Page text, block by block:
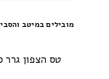
מובילים במיטב
טס הצפון גרר